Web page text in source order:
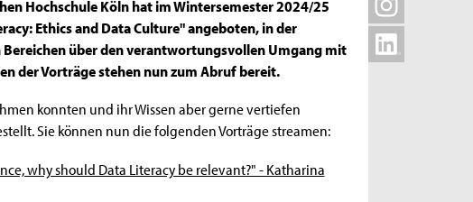
Hochschule Köln hat im Wintersemester 2024/25
Ethics and Data Culture" angeboten, in der
über den verantwortungsvollen Umgang mit
der Vorträge stehen nun zum Abruf bereit.
konnten und ihr Wissen aber gerne vertiefen
Sie können nun die folgenden Vorträge streamen:
why should Data Literacy be relevant?" - Katharina